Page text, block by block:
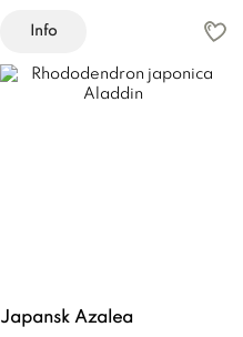
Info
Japansk Azalea